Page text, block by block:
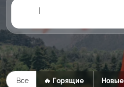
|
Все 🔥 Горящие Новые